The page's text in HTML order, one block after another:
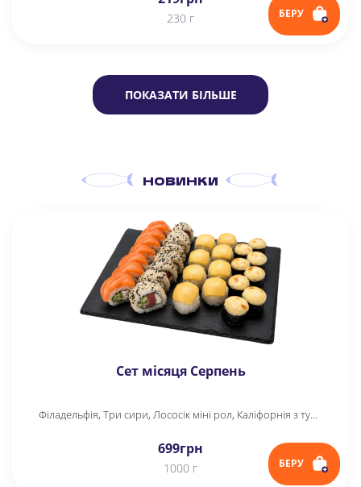
230 г БЕРУ
ПОКАЗАТИ БІЛЬШЕ
НОВИНКИ
Сет місяця Серпень
Філадельфія, Три сири, Лососік міні рол, Каліфорнія з тунцем у кунжуті
699грн
1000 г БЕРУ